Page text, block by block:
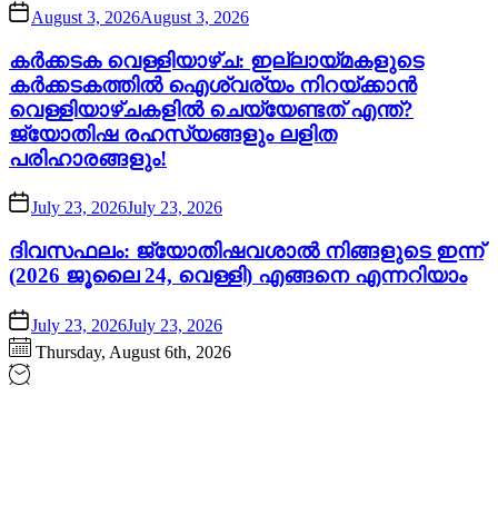
August 3, 2026August 3, 2026
കർക്കടക വെള്ളിയാഴ്ച: ഇല്ലായ്മകളുടെ
കർക്കടകത്തിൽ ഐശ്വര്യം നിറയ്ക്കാൻ
വെള്ളിയാഴ്ചകളിൽ ചെയ്യേണ്ടത് എന്ത്?
ജ്യോതിഷ രഹസ്യങ്ങളും ലളിത
പരിഹാരങ്ങളും!
July 23, 2026July 23, 2026
ദിവസഫലം: ജ്യോതിഷവശാൽ നിങ്ങളുടെ ഇന്ന്‌
(2026 ജൂലൈ 24, വെള്ളി) എങ്ങനെ എന്നറിയാം
July 23, 2026July 23, 2026
Thursday, August 6th, 2026